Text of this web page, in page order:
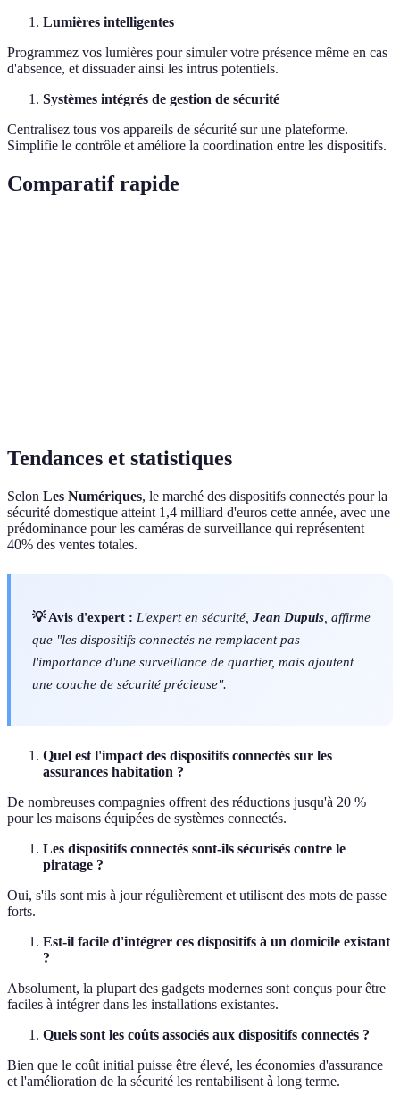
Lumières intelligentes
Programmez vos lumières pour simuler votre présence même en cas
d'absence, et dissuader ainsi les intrus potentiels.
Systèmes intégrés de gestion de sécurité
Centralisez tous vos appareils de sécurité sur une plateforme.
Simplifie le contrôle et améliore la coordination entre les dispositifs.
Comparatif rapide
Tendances et statistiques
Selon Les Numériques, le marché des dispositifs connectés pour la
sécurité domestique atteint 1,4 milliard d'euros cette année, avec une
prédominance pour les caméras de surveillance qui représentent
40% des ventes totales.
💡 Avis d'expert : L'expert en sécurité, Jean Dupuis , affirme
que "les dispositifs connectés ne remplacent pas
l'importance d'une surveillance de quartier, mais ajoutent
une couche de sécurité précieuse".
Quel est l'impact des dispositifs connectés sur les
assurances habitation ?
De nombreuses compagnies offrent des réductions jusqu'à 20 %
pour les maisons équipées de systèmes connectés.
Les dispositifs connectés sont-ils sécurisés contre le
piratage ?
Oui, s'ils sont mis à jour régulièrement et utilisent des mots de passe
forts.
Est-il facile d'intégrer ces dispositifs à un domicile existant
?
Absolument, la plupart des gadgets modernes sont conçus pour être
faciles à intégrer dans les installations existantes.
Quels sont les coûts associés aux dispositifs connectés ?
Bien que le coût initial puisse être élevé, les économies d'assurance
et l'amélioration de la sécurité les rentabilisent à long terme.